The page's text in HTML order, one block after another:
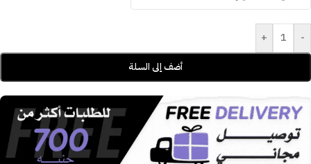
-
+
أضف إلى السلة